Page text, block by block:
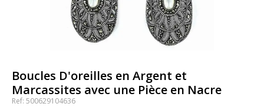
Boucles D'oreilles en Argent et
Marcassites avec une Pièce en Nacre
Ref: 500629104636